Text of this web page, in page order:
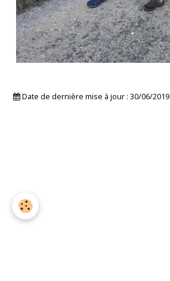
Date de dernière mise à jour : 30/06/2019